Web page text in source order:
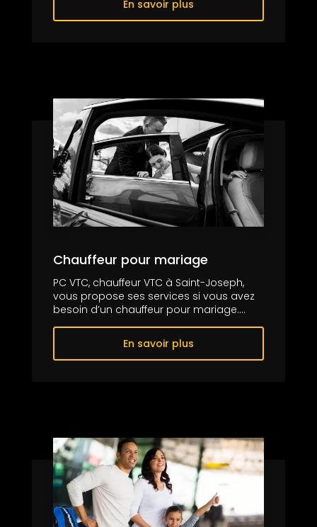
En savoir plus
Chauffeur pour mariage
PC VTC, chauffeur VTC à Saint-Joseph,
vous propose ses services si vous avez
besoin d’un chauffeur pour mariage....
En savoir plus